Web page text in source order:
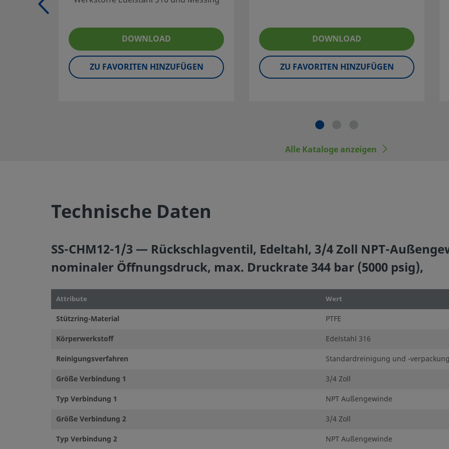
If you have questions about this product, please contact your local authorized sales and service center.
Kontaktieren Sie uns
Auswahl von Produkten muss die gesamte Systemanordnung berücksichtigt werden,
um eine sichere, störungsfreie Funktion zu gewährleisten. Der Systemdesigner und der
Benutzer sind für Funktion, Materialverträglichkeit, entsprechende Leistungsdaten und
Entwicklungsnormen entsprechen, einschließlich Swagelok Rohrverschraubungen und
Endanschlüsse nicht durch die anderer Hersteller austauschen oder mit den Produkten
Swagelok Company.Alle Rechte vorbehalten.
DOWNLOAD
ZU FAVORITEN HINZUFÜGEN
DOWNLOAD
ZU FAVORITEN HINZUFÜGEN
Alle Kataloge anzeigen
Technische Daten
SS-CHM12-1/3 — Rückschlagventil, Edeltahl, 3/4 Zoll NPT-
nominaler Öffnungsdruck, max. Druckrate 344 bar (5000 psig),
Attribute Wert
Stützring-Material
PTFE
Körperwerkstoff
Edelstahl 316
Reinigungsverfahren
Standardreinigung und -
Größe Verbindung 1
3/4 Zoll
Typ Verbindung 1
NPT Außengewinde
Größe Verbindung 2
3/4 Zoll
Typ Verbindung 2
NPT Außengewinde